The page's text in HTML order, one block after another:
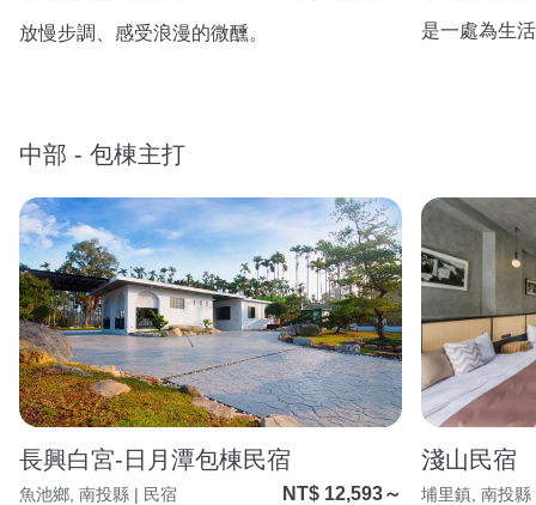
放慢步調、感受浪漫的微醺。 是一處為生
中部 - 包棟主打
長興白宮-日月潭包棟民宿
魚池鄉, 南投縣 | 民宿 NT$ 12,593～
淺山民宿
埔里鎮, 南投縣